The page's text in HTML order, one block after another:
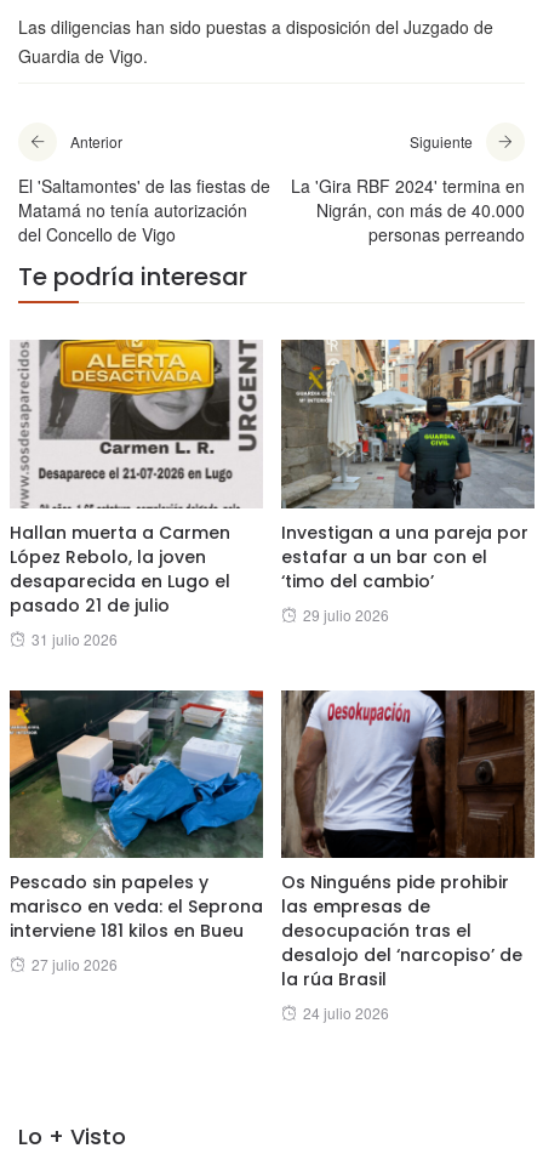
Las diligencias han sido puestas a disposición del Juzgado de
Guardia de Vigo.
Anterior
El 'Saltamontes' de las fiestas de
Matamá no tenía autorización
del Concello de Vigo
Siguiente
La 'Gira RBF 2024' termina en
Nigrán, con más de 40.000
personas perreando
Te podría interesar
Hallan muerta a Carmen
López Rebolo, la joven
desaparecida en Lugo el
pasado 21 de julio
Posted
31 julio 2026
Investigan a una pareja por
estafar a un bar con el
‘timo del cambio’
Posted
29 julio 2026
Pescado sin papeles y
marisco en veda: el Seprona
interviene 181 kilos en Bueu
Posted
27 julio 2026
Os Ninguéns pide prohibir
las empresas de
desocupación tras el
desalojo del ‘narcopiso’ de
la rúa Brasil
Posted
24 julio 2026
Lo + Visto